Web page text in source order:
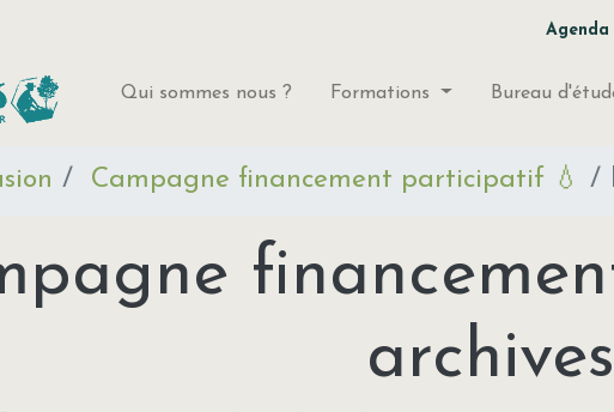
Agenda
Qui sommes nous ? Formations Bureau
Campagne financement participatif 💧
archives